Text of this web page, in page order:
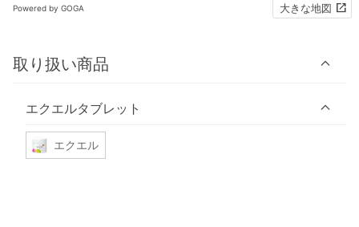
Powered by GOGA 大きな地図
取り扱い商品
エクエルタブレット
エクエル